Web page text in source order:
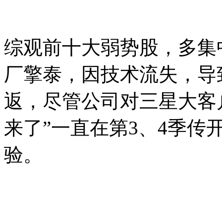
综观前十大弱势股，多
厂擎泰，因技术流失，
返，尽管公司对三星大
来了”一直在第3、4季传
验。